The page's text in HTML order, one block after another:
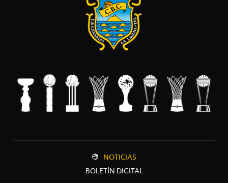
NOTICIAS
BOLETÍN DIGITAL